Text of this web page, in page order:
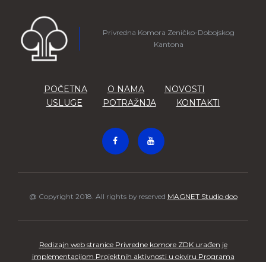
Privredna Komora Zeničko-Dobojskog
Kantona
POČETNA O NAMA
NOVOSTI
USLUGE
POTRAŽNJA KONTAKTI
@ Copyright 2018. All rights by reserved MAGNET Studio doo
Redizajn web stranice Privredne komore ZDK urađen je
implementacijom Projektnih aktivnosti u okviru Programa